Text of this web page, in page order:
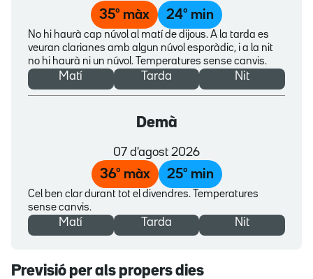
35º màx 24º min
No hi haurà cap núvol al matí de dijous. A la tarda es
veuran clarianes amb algun núvol esporàdic, i a la nit
no hi haurà ni un núvol. Temperatures sense canvis.
Matí Tarda Nit
Demà
07 d'agost 2026
36º màx 25º min
Cel ben clar durant tot el divendres. Temperatures
sense canvis.
Matí Tarda Nit
Previsió per als propers dies